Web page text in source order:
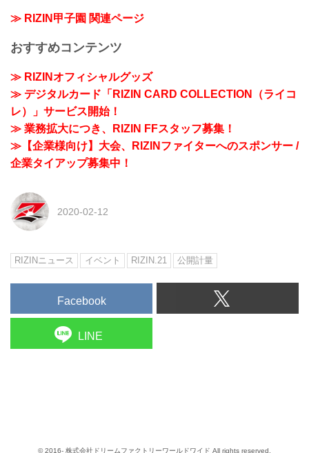
≫ RIZIN甲子園 関連ページ
おすすめコンテンツ
≫ RIZINオフィシャルグッズ
≫ デジタルカード「RIZIN CARD COLLECTION（ライコ
レ）」サービス開始！
≫ 業務拡大につき、RIZIN FFスタッフ募集！
≫【企業様向け】大会、RIZINファイターへのスポンサー /
企業タイアップ募集中！
2020-02-12
RIZINニュース イベント RIZIN.21 公開計量
Facebook
LINE
© 2016- 株式会社ドリームファクトリーワールドワイド All rights reserved.